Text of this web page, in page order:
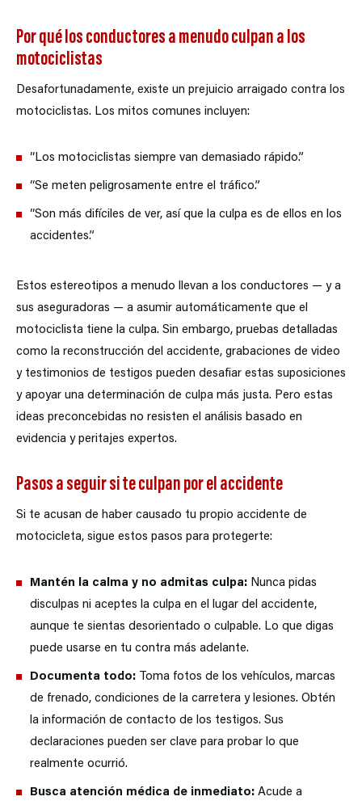
Por qué los conductores a menudo culpan a los
motociclistas
Desafortunadamente, existe un prejuicio arraigado contra los
motociclistas. Los mitos comunes incluyen:
“Los motociclistas siempre van demasiado rápido.”
“Se meten peligrosamente entre el tráfico.”
“Son más difíciles de ver, así que la culpa es de ellos en los
accidentes.”
Estos estereotipos a menudo llevan a los conductores — y a
sus aseguradoras — a asumir automáticamente que el
motociclista tiene la culpa. Sin embargo, pruebas detalladas
como la reconstrucción del accidente, grabaciones de video
y testimonios de testigos pueden desafiar estas suposiciones
y apoyar una determinación de culpa más justa. Pero estas
ideas preconcebidas no resisten el análisis basado en
evidencia y peritajes expertos.
Pasos a seguir si te culpan por el accidente
Si te acusan de haber causado tu propio accidente de
motocicleta, sigue estos pasos para protegerte:
Mantén la calma y no admitas culpa: Nunca pidas
disculpas ni aceptes la culpa en el lugar del accidente,
aunque te sientas desorientado o culpable. Lo que digas
puede usarse en tu contra más adelante.
Documenta todo: Toma fotos de los vehículos, marcas
de frenado, condiciones de la carretera y lesiones. Obtén
la información de contacto de los testigos. Sus
declaraciones pueden ser clave para probar lo que
realmente ocurrió.
Busca atención médica de inmediato: Acude a